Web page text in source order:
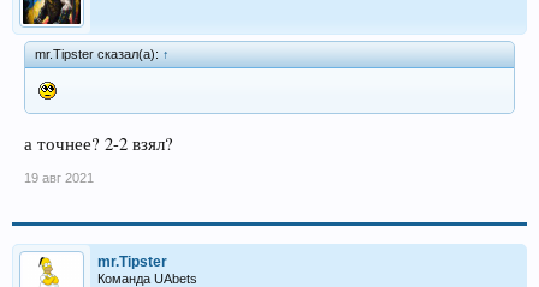
mr.Tipster сказал(а): ↑
а точнее? 2-2 взял?
19 авг 2021
mr.Tipster
Команда UAbets